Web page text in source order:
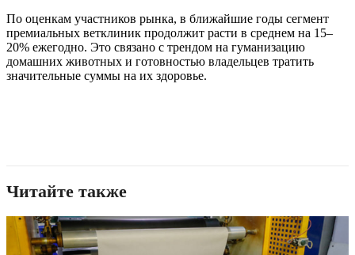
По оценкам участников рынка, в ближайшие годы сегмент
премиальных ветклиник продолжит расти в среднем на 15–
20% ежегодно. Это связано с трендом на гуманизацию
домашних животных и готовностью владельцев тратить
значительные суммы на их здоровье.
Читайте также